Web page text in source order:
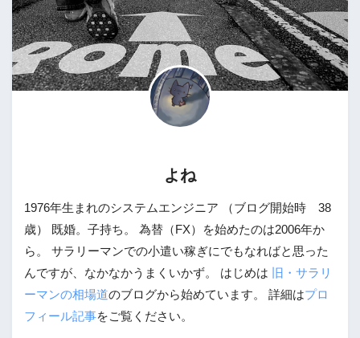
よね
1976年生まれのシステムエンジニア （ブログ開始時 38
歳） 既婚。子持ち。 為替（FX）を始めたのは2006年か
ら。 サラリーマンでの小遣い稼ぎにでもなればと思った
んですが、なかなかうまくいかず。 はじめは
旧・サラリ
ーマンの相場道のブログから始めています。 詳細はプロ
フィール記事をご覧ください。